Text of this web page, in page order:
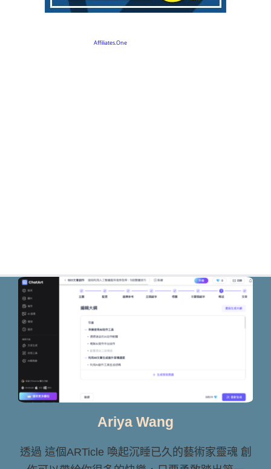
Ariya Wang
透過 這個ARTicle 喚起沉睡已久的藝術家靈魂 創